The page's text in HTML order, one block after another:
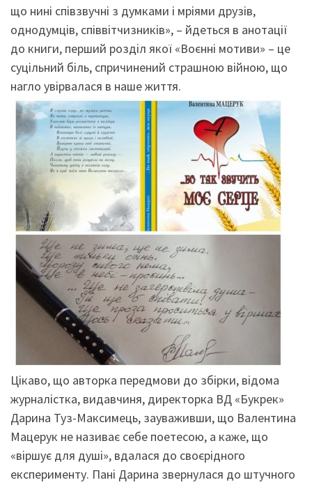
що нині співзвучні з думками і мріями друзів,
однодумців, співвітчизників», – йдеться в анотації
до книги, перший розділ якої «Воєнні мотиви» – це
суцільний біль, спричинений страшною війною, що
нагло увірвалася в наше життя.
Цікаво, що авторка передмови до збірки, відома
журналістка, видавчиня, директорка ВД «Букрек»
Дарина Туз-Максимець, зауваживши, що Валентина
Мацерук не називає себе поетесою, а каже, що
«віршує для душі», вдалася до своєрідного
експерименту. Пані Дарина звернулася до штучного